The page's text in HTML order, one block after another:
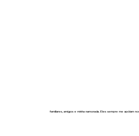
familiares, amigos e minha namorada. Eles sempre me apóiam